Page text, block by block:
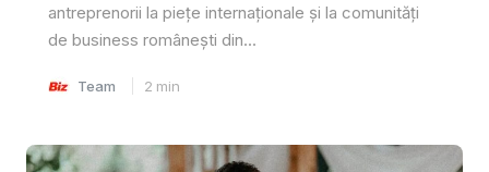
antreprenorii la piețe internaționale și la comunități
de business românești din...
Team 2 min